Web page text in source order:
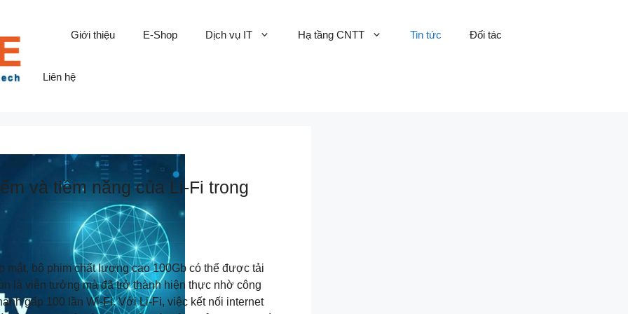
Giới thiệu E-Shop Dịch vụ IT Hạ tầng CNTT Tin tức Đối tác
Liên hệ
và tiềm năng của Li-Fi trong
bộ phim chất lượng cao 100Gb có thể được tải
là viễn tưởng mà đã trở thành hiện thực nhờ công
gấp 100 lần Wi-Fi. Với Li-Fi, việc kết nối internet